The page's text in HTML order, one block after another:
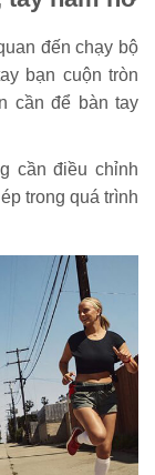
đến chạy bộ
bạn cuộn tròn
cần để bàn tay
cần điều chỉnh
trong quá trình